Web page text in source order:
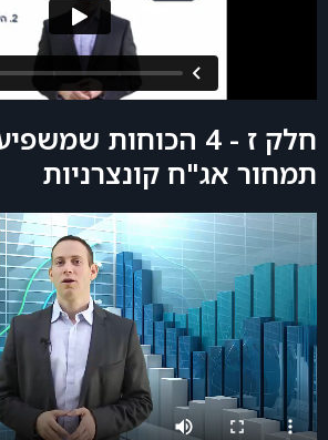
חלק ז - 4 הכוחות
תמחור אג"ח קונצרניות